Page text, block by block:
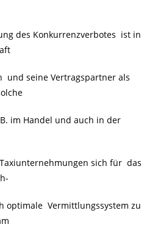
des Konkurrenzverbotes ist in
und seine Vertragspartner als
im Handel und auch in der
sich für das
optimale Vermittlungssystem zu